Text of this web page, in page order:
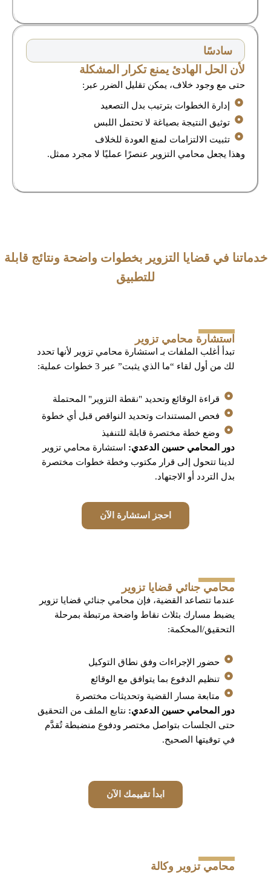
سادسًا
لأن الحل الهادئ يمنع تكرار المشكلة
حتى مع وجود خلاف، يمكن تقليل الضرر عبر:
إدارة الخطوات بترتيب بدل التصعيد
توثيق النتيجة بصياغة لا تحتمل اللبس
تثبيت الالتزامات لمنع العودة للخلاف
وهذا يجعل محامي التزوير عنصرًا عمليًا لا مجرد ممثل.
خدماتنا في قضايا التزوير بخطوات واضحة ونتائج قابلة
للتطبيق
استشارة محامي تزوير
تبدأ أغلب الملفات بـ استشارة محامي تزوير لأنها تحدد
لك من أول لقاء “ما الذي يثبت” عبر 3 خطوات عملية:
قراءة الوقائع وتحديد "نقطة التزوير" المحتملة
فحص المستندات وتحديد النواقص قبل أي خطوة
وضع خطة مختصرة قابلة للتنفيذ
دور المحامي حسين الدعدي: استشارة محامي تزوير
لدينا تتحول إلى قرار مكتوب وخطة خطوات مختصرة
بدل التردد أو الاجتهاد.
احجز استشارة الآن
محامي جنائي قضايا تزوير
عندما تتصاعد القضية، فإن محامي جنائي قضايا تزوير
يضبط مسارك بثلاث نقاط واضحة مرتبطة بمرحلة
التحقيق/المحكمة:
حضور الإجراءات وفق نطاق التوكيل
تنظيم الدفوع بما يتوافق مع الوقائع
متابعة مسار القضية وتحديثات مختصرة
دور المحامي حسين الدعدي: نتابع الملف من التحقيق
حتى الجلسات بتواصل مختصر ودفوع منضبطة تُقدَّم
في توقيتها الصحيح.
ابدأ تقييمك الآن
محامي تزوير وكالة